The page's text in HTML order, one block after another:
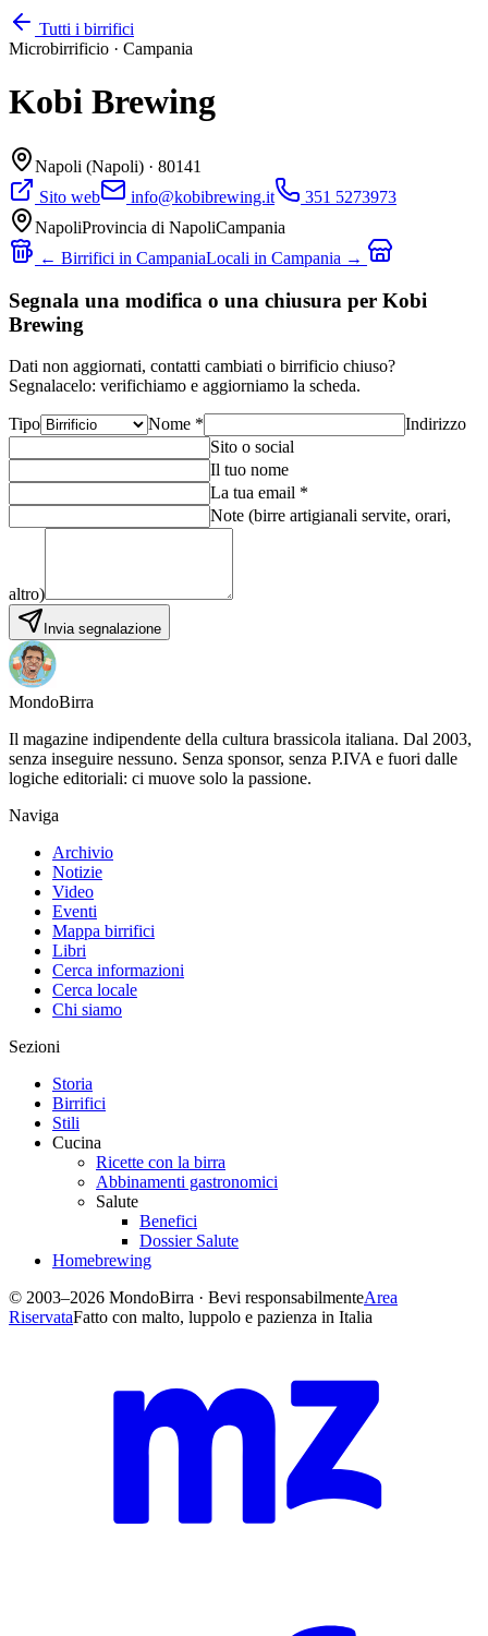
Tutti i birrifici
Microbirrificio · Campania
Kobi Brewing
Napoli (Napoli) · 80141
Sito web
info@kobibrewing.it
351 5273973
NapoliProvincia di NapoliCampania
← Birrifici in CampaniaLocali in Campania →
Segnala una modifica o una chiusura per Kobi
Brewing
Dati non aggiornati, contatti cambiati o birrificio chiuso?
Segnalacelo: verifichiamo e aggiorniamo la scheda.
Tipo Nome *
Indirizzo
Sito o social
Il tuo nome
La tua email *
Note (birre artigianali servite, orari,
altro)
Invia segnalazione
MondoBirra
Il magazine indipendente della cultura brassicola italiana. Dal 2003,
senza inseguire nessuno. Senza sponsor, senza P.IVA e fuori dalle
logiche editoriali: ci muove solo la passione.
Naviga
Archivio
Notizie
Video
Eventi
Mappa birrifici
Libri
Cerca informazioni
Cerca locale
Chi siamo
Sezioni
Storia
Birrifici
Stili
Cucina
Ricette con la birra
Abbinamenti gastronomici
Salute
Benefici
Dossier Salute
Homebrewing
© 2003–2026 MondoBirra · Bevi responsabilmenteArea
RiservataFatto con malto, luppolo e pazienza in Italia